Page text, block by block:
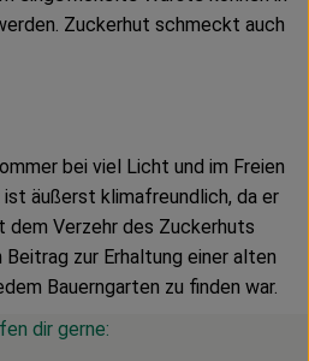
Zuckerhut schmeckt auch
bei viel Licht und im Freien
äußerst klimafreundlich, da er
dem Verzehr des Zuckerhuts
zur Erhaltung einer alten
Bauerngarten zu finden war.
dir gerne: